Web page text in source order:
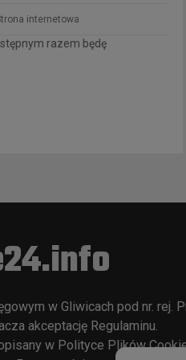
razem będę
w Gliwicach pod nr. rej.
akceptację Regulaminu.
w Polityce Plików